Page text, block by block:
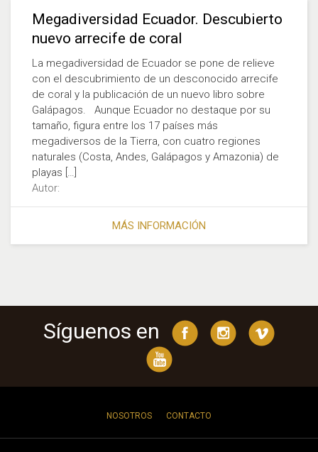
Megadiversidad Ecuador. Descubierto
nuevo arrecife de coral
La megadiversidad de Ecuador se pone de relieve
con el descubrimiento de un desconocido arrecife
de coral y la publicación de un nuevo libro sobre
Galápagos. Aunque Ecuador no destaque por su
tamaño, figura entre los 17 países más
megadiversos de la Tierra, con cuatro regiones
naturales (Costa, Andes, Galápagos y Amazonia) de
playas […]
Autor:
MÁS INFORMACIÓN
Síguenos en
NOSOTROS CONTACTO